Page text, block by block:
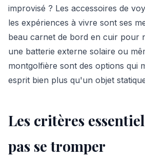
improvisé ? Les accessoires de
les expériences à vivre sont ses
beau carnet de bord en cuir pour
une batterie externe solaire ou
montgolfière sont des options qui
esprit bien plus qu'un objet
Les critères
pas se tromper